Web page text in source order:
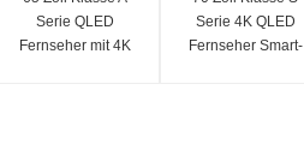
Serie QLED
Fernseher mit 4K
Serie 4K QLED
Fernseher Smart-